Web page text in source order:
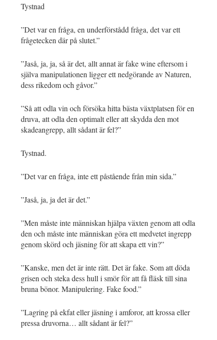
Tystnad
”Det var en fråga, en underförstådd fråga, det var ett
frågetecken där på slutet.”
”Jaså, ja, ja, så är det, allt annat är fake wine eftersom i
själva manipulationen ligger ett nedgörande av Naturen,
dess rikedom och gåvor.”
”Så att odla vin och försöka hitta bästa växtplatsen för en
druva, att odla den optimalt eller att skydda den mot
skadeangrepp, allt sådant är fel?”
Tystnad.
”Det var en fråga, inte ett påstående från min sida.”
”Jaså, ja, ja det är det.”
”Men måste inte människan hjälpa växten genom att odla
den och måste inte människan göra ett medvetet ingrepp
genom skörd och jäsning för att skapa ett vin?”
”Kanske, men det är inte rätt. Det är fake. Som att döda
grisen och steka dess hull i smör för att få fläsk till sina
bruna bönor. Manipulering. Fake food.”
”Lagring på ekfat eller jäsning i amforor, att krossa eller
pressa druvorna… allt sådant är fel?”